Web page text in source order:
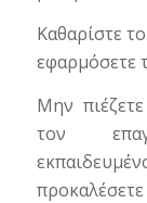
Καθαρίστε
εφαρμόσετε
Μην
τον